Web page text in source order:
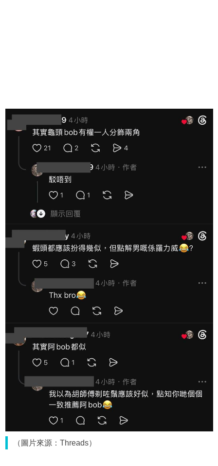
（圖片來源：Threads）